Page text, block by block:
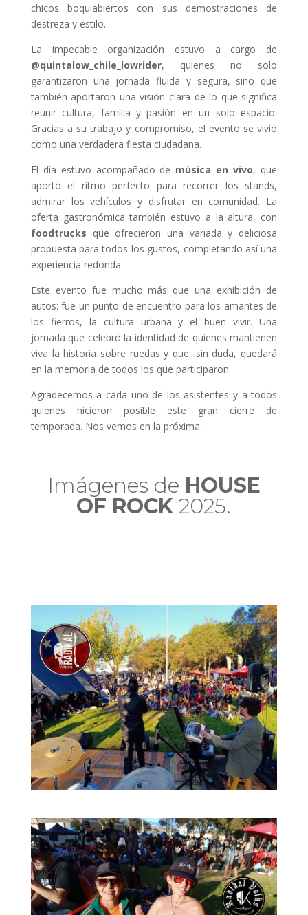
chicos boquiabiertos con sus demostraciones de
destreza y estilo.
La impecable organización estuvo a cargo de
@quintalow_chile_lowrider, quienes no solo
garantizaron una jornada fluida y segura, sino que
también aportaron una visión clara de lo que significa
reunir cultura, familia y pasión en un solo espacio.
Gracias a su trabajo y compromiso, el evento se vivió
como una verdadera fiesta ciudadana.
El día estuvo acompañado de música en vivo, que
aportó el ritmo perfecto para recorrer los stands,
admirar los vehículos y disfrutar en comunidad. La
oferta gastronómica también estuvo a la altura, con
foodtrucks que ofrecieron una variada y deliciosa
propuesta para todos los gustos, completando así una
experiencia redonda.
Este evento fue mucho más que una exhibición de
autos: fue un punto de encuentro para los amantes de
los fierros, la cultura urbana y el buen vivir. Una
jornada que celebró la identidad de quienes mantienen
viva la historia sobre ruedas y que, sin duda, quedará
en la memoria de todos los que participaron.
Agradecemos a cada uno de los asistentes y a todos
quienes hicieron posible este gran cierre de
temporada. Nos vemos en la próxima.
Imágenes de HOUSE
OF ROCK2025.